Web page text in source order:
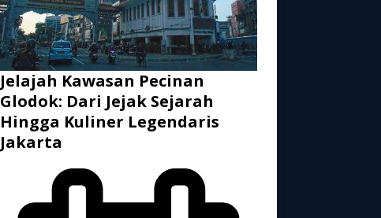
Jelajah Kawasan Pecinan
Glodok: Dari Jejak Sejarah
Hingga Kuliner Legendaris
Jakarta